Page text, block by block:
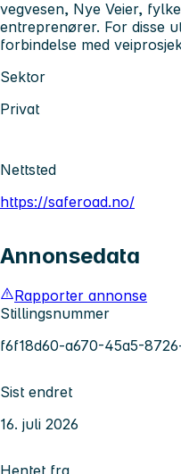
vegvesen, Nye Veier,
entreprenører. For disse
forbindelse med
Sektor
Privat
Nettsted
https://saferoad.no/
Annonsedata
Rapporter annonse
Stillingsnummer
f6f18d60-a670-45a5-
Sist endret
16. juli 2026
Hentet fra